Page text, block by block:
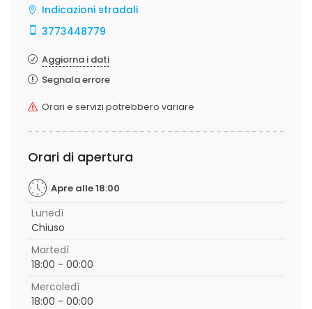
Indicazioni stradali
3773448779
Aggiorna i dati
Segnala errore
Orari e servizi potrebbero variare
Orari di apertura
Apre alle 18:00
Lunedì
Chiuso
Martedì
18:00 - 00:00
Mercoledì
18:00 - 00:00